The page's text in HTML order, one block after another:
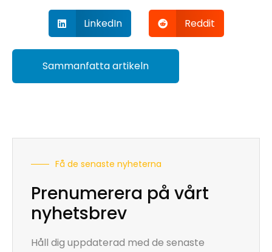
LinkedIn Reddit
Sammanfatta artikeln
Få de senaste nyheterna
Prenumerera på vårt
nyhetsbrev
Håll dig uppdaterad med de senaste